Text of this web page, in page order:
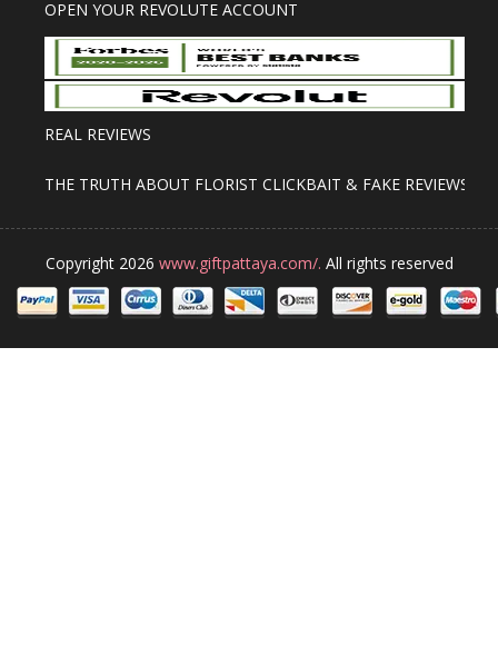
OPEN YOUR REVOLUTE ACCOUNT
REAL REVIEWS
THE TRUTH ABOUT FLORIST CLICKBAIT & FAKE REVIEWS
Copyright 2026 www.giftpattaya.com/. All rights reserved